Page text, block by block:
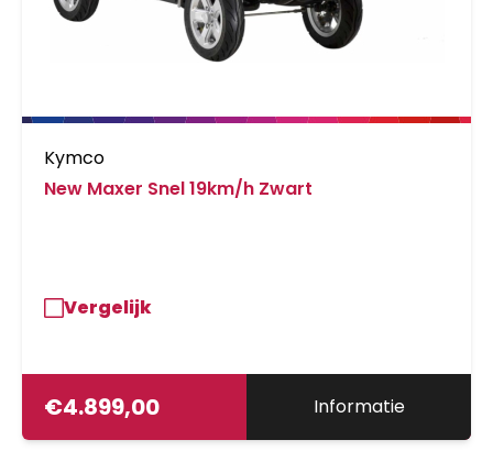
Kymco
New Maxer Snel 19km/h Zwart
Vergelijk
€4.899,00 Informatie